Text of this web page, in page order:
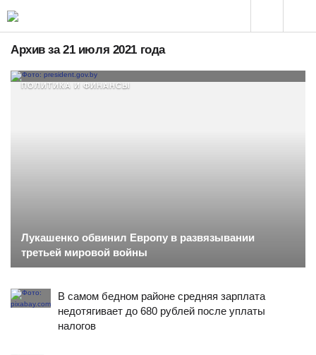
Архив за 21 июля 2021 года
Лукашенко обвинил Европу в развязывании
третьей мировой войны
ПОЛИТИКА И ФИНАНСЫ
В самом бедном районе средняя зарплата
недотягивает до 680 рублей после уплаты
налогов